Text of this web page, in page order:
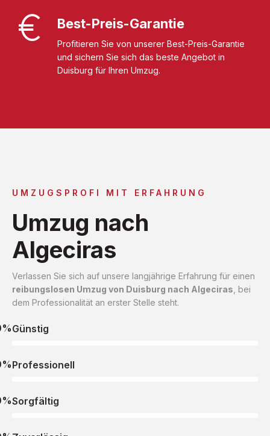
Best-Preis-Garantie
Profitieren Sie von unserer Best-Preis-Garantie
und sichern Sie sich das beste Angebot in
Duisburg für Ihren Umzug.
UMZUGSPROFI MIT ERFAHRUNG
Umzug nach
Algeciras
Verlassen Sie sich auf unsere langjährige Erfahrung für einen
reibungslosen Umzug von Duisburg nach Algeciras , bei
dem Professionalität an erster Stelle steht.
Günstig
Professionell
Sorgfältig